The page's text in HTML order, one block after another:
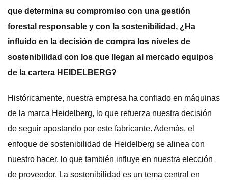
que determina su compromiso con una gestión
forestal responsable y con la sostenibilidad, ¿Ha
influido en la decisión de compra los niveles de
sostenibilidad con los que llegan al mercado equipos
de la cartera HEIDELBERG?
Históricamente, nuestra empresa ha confiado en máquinas
de la marca Heidelberg, lo que refuerza nuestra decisión
de seguir apostando por este fabricante. Además, el
enfoque de sostenibilidad de Heidelberg se alinea con
nuestro hacer, lo que también influye en nuestra elección
de proveedor. La sostenibilidad es un tema central en